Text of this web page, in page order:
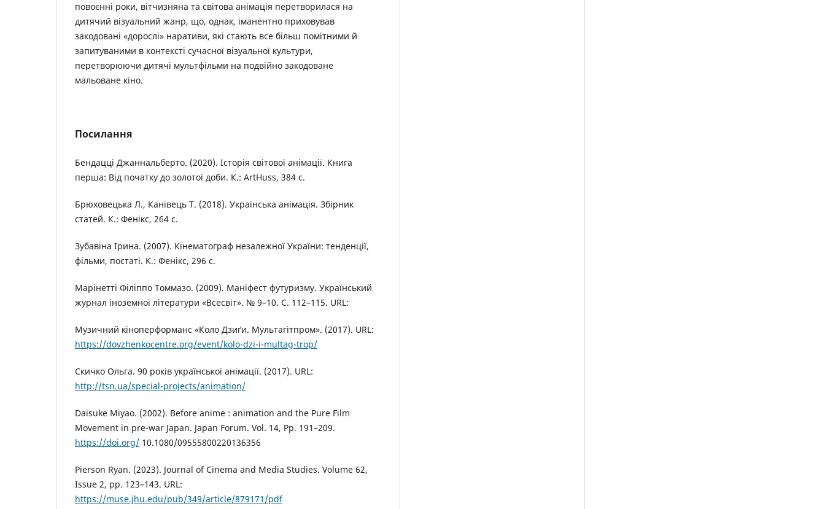
повоєнні роки, вітчизняна та світова анімація перетворилася на
дитячий візуальний жанр, що, однак, іманентно приховував
закодовані «дорослі» наративи, які стають все більш помітними й
запитуваними в контексті сучасної візуальної культури,
перетворюючи дитячі мультфільми на подвійно закодоване
мальоване кіно.
Посилання
Бендацці Джаннальберто. (2020). Історія світової анімації. Книга
перша: Від початку до золотої доби. К.: ArtHuss, 384 c.
Брюховецька Л., Канівець Т. (2018). Українська анімація. Збірник
статей. К.: Фенікс, 264 с.
Зубавіна Ірина. (2007). Кінематограф незалежної України: тенденції,
фільми, постаті. К.: Фенікс, 296 с.
Марінетті Філіппо Томмазо. (2009). Маніфест футуризму. Український
журнал іноземної літератури «Всесвіт». № 9–10. C. 112–115. URL:
Музичний кіноперформанс «Коло Дзиґи. Мультагітпром». (2017). URL:
https://dovzhenkocentre.org/event/kolo-dzi-i-multag-trop/
Скичко Ольга. 90 років української анімації. (2017). URL:
http://tsn.ua/special-projects/animation/
Daisuke Miyao. (2002). Before anime : animation and the Pure Film
Movement in pre-war Japan. Japan Forum. Vol. 14, Pp. 191–209.
https://doi.org/ 10.1080/09555800220136356
Pierson Ryan. (2023). Journal of Cinema and Media Studies. Volume 62,
Issue 2, pp. 123–143. URL:
https://muse.jhu.edu/pub/349/article/879171/pdf